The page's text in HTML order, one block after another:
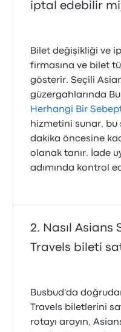
iptal edebilir
Bilet değişikliği ve
firmasına ve bilet
gösterir. Seçili
güzergahlarında
Herhangi Bir
hizmetini sunar, bu
dakika öncesine
olanak tanır. İade
adımında kontrol
Nasıl Asians
Travels bileti
Busbud'da
Travels biletlerini
rotayı arayın,